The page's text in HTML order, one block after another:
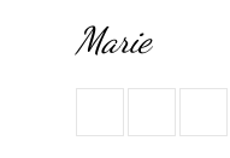
Marie